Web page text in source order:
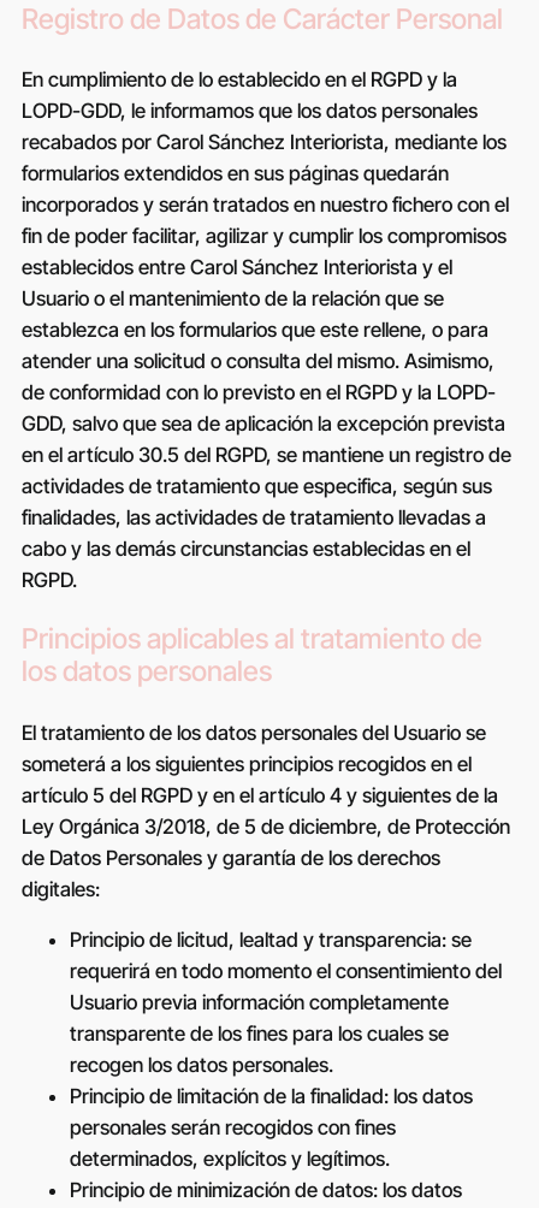
Registro de Datos de Carácter Personal
En cumplimiento de lo establecido en el RGPD y la
LOPD-GDD, le informamos que los datos personales
recabados por Carol Sánchez Interiorista, mediante los
formularios extendidos en sus páginas quedarán
incorporados y serán tratados en nuestro fichero con el
fin de poder facilitar, agilizar y cumplir los compromisos
establecidos entre Carol Sánchez Interiorista y el
Usuario o el mantenimiento de la relación que se
establezca en los formularios que este rellene, o para
atender una solicitud o consulta del mismo. Asimismo,
de conformidad con lo previsto en el RGPD y la LOPD-
GDD, salvo que sea de aplicación la excepción prevista
en el artículo 30.5 del RGPD, se mantiene un registro de
actividades de tratamiento que especifica, según sus
finalidades, las actividades de tratamiento llevadas a
cabo y las demás circunstancias establecidas en el
RGPD.
Principios aplicables al tratamiento de
los datos personales
El tratamiento de los datos personales del Usuario se
someterá a los siguientes principios recogidos en el
artículo 5 del RGPD y en el artículo 4 y siguientes de la
Ley Orgánica 3/2018, de 5 de diciembre, de Protección
de Datos Personales y garantía de los derechos
digitales:
Principio de licitud, lealtad y transparencia: se
requerirá en todo momento el consentimiento del
Usuario previa información completamente
transparente de los fines para los cuales se
recogen los datos personales.
Principio de limitación de la finalidad: los datos
personales serán recogidos con fines
determinados, explícitos y legítimos.
Principio de minimización de datos: los datos